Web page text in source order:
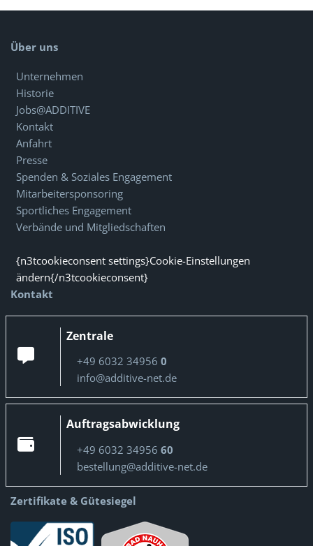
Über uns
Unternehmen
Historie
Jobs@ADDITIVE
Kontakt
Anfahrt
Presse
Spenden & Soziales Engagement
Mitarbeitersponsoring
Sportliches Engagement
Verbände und Mitgliedschaften
{n3tcookieconsent settings}Cookie-Einstellungen
ändern{/n3tcookieconsent}
Kontakt
Zentrale
+49 6032 34956 0
info@additive-net.de
Auftragsabwicklung
+49 6032 34956 60
bestellung@additive-net.de
Zertifikate & Gütesiegel